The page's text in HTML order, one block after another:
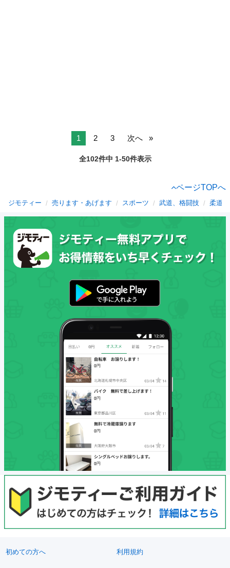
1 2 3 次へ
全102件中 1-50件表示
ページTOPへ
ジモティー 売ります・あげます スポーツ 武道、格闘技 柔道
初めての方へ 利用規約